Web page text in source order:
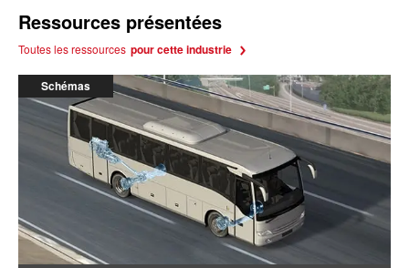
Ressources présentées
Toutes les ressources pour cette industrie
Schémas